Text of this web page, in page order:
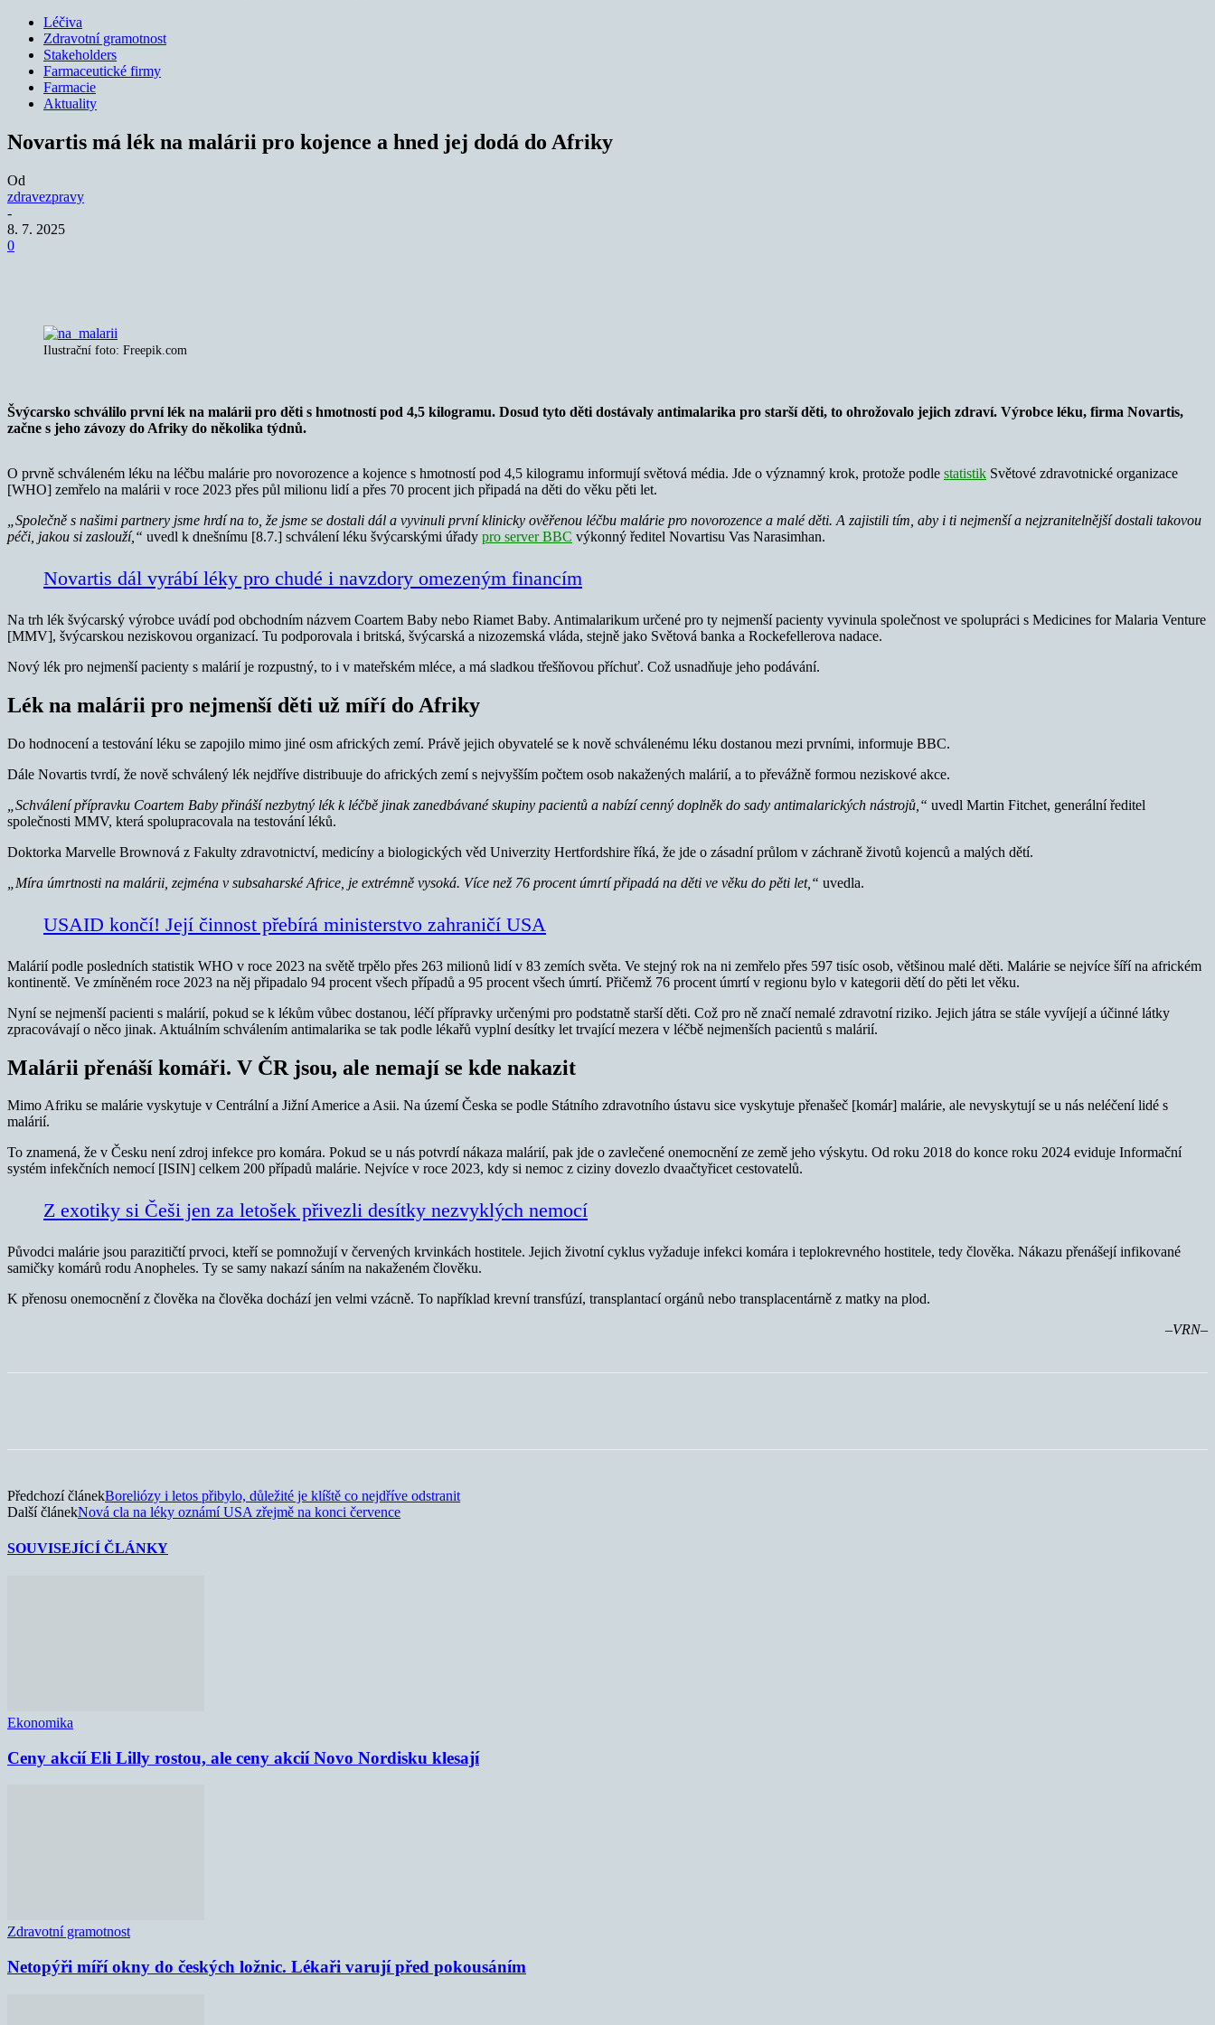
Léčiva
Zdravotní gramotnost
Stakeholders
Farmaceutické firmy
Farmacie
Aktuality
Novartis má lék na malárii pro kojence a hned jej dodá do Afriky
Od
zdravezpravy
-
8. 7. 2025
0
Ilustrační foto: Freepik.com
Švýcarsko schválilo první lék na malárii pro děti s hmotností pod 4,5 kilogramu. Dosud tyto děti dostávaly antimalarika pro starší děti, to ohrožovalo jejich zdraví. Výrobce léku, firma Novartis,
začne s jeho závozy do Afriky do několika týdnů.
O prvně schváleném léku na léčbu malárie pro novorozence a kojence s hmotností pod 4,5 kilogramu informují světová média. Jde o významný krok, protože podle statistik Světové zdravotnické organizace
[WHO] zemřelo na malárii v roce 2023 přes půl milionu lidí a přes 70 procent jich připadá na děti do věku pěti let.
„Společně s našimi partnery jsme hrdí na to, že jsme se dostali dál a vyvinuli první klinicky ověřenou léčbu malárie pro novorozence a malé děti. A zajistili tím, aby i ti nejmenší a nejzranitelnější dostali takovou
péči, jakou si zaslouží,“ uvedl k dnešnímu [8.7.] schválení léku švýcarskými úřady pro server BBC výkonný ředitel Novartisu Vas Narasimhan.
Novartis dál vyrábí léky pro chudé i navzdory omezeným financím
Na trh lék švýcarský výrobce uvádí pod obchodním názvem Coartem Baby nebo Riamet Baby. Antimalarikum určené pro ty nejmenší pacienty vyvinula společnost ve spolupráci s Medicines for Malaria Venture
[MMV], švýcarskou neziskovou organizací. Tu podporovala i britská, švýcarská a nizozemská vláda, stejně jako Světová banka a Rockefellerova nadace.
Nový lék pro nejmenší pacienty s malárií je rozpustný, to i v mateřském mléce, a má sladkou třešňovou příchuť. Což usnadňuje jeho podávání.
Lék na malárii pro nejmenší děti už míří do Afriky
Do hodnocení a testování léku se zapojilo mimo jiné osm afrických zemí. Právě jejich obyvatelé se k nově schválenému léku dostanou mezi prvními, informuje BBC.
Dále Novartis tvrdí, že nově schválený lék nejdříve distribuuje do afrických zemí s nejvyšším počtem osob nakažených malárií, a to převážně formou neziskové akce.
„Schválení přípravku Coartem Baby přináší nezbytný lék k léčbě jinak zanedbávané skupiny pacientů a nabízí cenný doplněk do sady antimalarických nástrojů,“ uvedl Martin Fitchet, generální ředitel
společnosti MMV, která spolupracovala na testování léků.
Doktorka Marvelle Brownová z Fakulty zdravotnictví, medicíny a biologických věd Univerzity Hertfordshire říká, že jde o zásadní průlom v záchraně životů kojenců a malých dětí.
„Míra úmrtnosti na malárii, zejména v subsaharské Africe, je extrémně vysoká. Více než 76 procent úmrtí připadá na děti ve věku do pěti let,“ uvedla.
USAID končí! Její činnost přebírá ministerstvo zahraničí USA
Malárií podle posledních statistik WHO v roce 2023 na světě trpělo přes 263 milionů lidí v 83 zemích světa. Ve stejný rok na ni zemřelo přes 597 tisíc osob, většinou malé děti. Malárie se nejvíce šíří na africkém
kontinentě. Ve zmíněném roce 2023 na něj připadalo 94 procent všech případů a 95 procent všech úmrtí. Přičemž 76 procent úmrtí v regionu bylo v kategorii dětí do pěti let věku.
Nyní se nejmenší pacienti s malárií, pokud se k lékům vůbec dostanou, léčí přípravky určenými pro podstatně starší děti. Což pro ně značí nemalé zdravotní riziko. Jejich játra se stále vyvíjejí a účinné látky
zpracovávají o něco jinak. Aktuálním schválením antimalarika se tak podle lékařů vyplní desítky let trvající mezera v léčbě nejmenších pacientů s malárií.
Malárii přenáší komáři. V ČR jsou, ale nemají se kde nakazit
Mimo Afriku se malárie vyskytuje v Centrální a Jižní Americe a Asii. Na území Česka se podle Státního zdravotního ústavu sice vyskytuje přenašeč [komár] malárie, ale nevyskytují se u nás neléčení lidé s
malárií.
To znamená, že v Česku není zdroj infekce pro komára. Pokud se u nás potvrdí nákaza malárií, pak jde o zavlečené onemocnění ze země jeho výskytu. Od roku 2018 do konce roku 2024 eviduje Informační
systém infekčních nemocí [ISIN] celkem 200 případů malárie. Nejvíce v roce 2023, kdy si nemoc z ciziny dovezlo dvaačtyřicet cestovatelů.
Z exotiky si Češi jen za letošek přivezli desítky nezvyklých nemocí
Původci malárie jsou parazitičtí prvoci, kteří se pomnožují v červených krvinkách hostitele. Jejich životní cyklus vyžaduje infekci komára i teplokrevného hostitele, tedy člověka. Nákazu přenášejí infikované
samičky komárů rodu Anopheles. Ty se samy nakazí sáním na nakaženém člověku.
K přenosu onemocnění z člověka na člověka dochází jen velmi vzácně. To například krevní transfúzí, transplantací orgánů nebo transplacentárně z matky na plod.
–VRN–
Předchozí článekBoreliózy i letos přibylo, důležité je klíště co nejdříve odstranit
Další článekNová cla na léky oznámí USA zřejmě na konci července
SOUVISEJÍCÍ ČLÁNKY
Ekonomika
Ceny akcií Eli Lilly rostou, ale ceny akcií Novo Nordisku klesají
Zdravotní gramotnost
Netopýři míří okny do českých ložnic. Lékaři varují před pokousáním